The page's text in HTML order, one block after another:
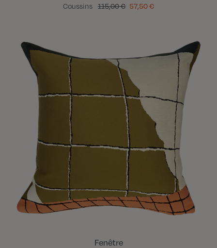
Coussins 115,00 € 57,50 €
Fenêtre